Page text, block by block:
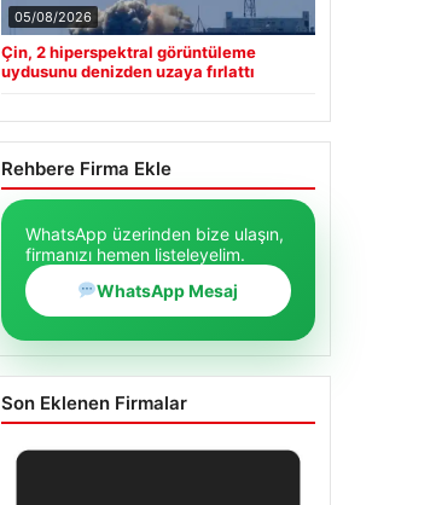
05/08/2026
Çin, 2 hiperspektral görüntüleme
uydusunu denizden uzaya fırlattı
Rehbere Firma Ekle
WhatsApp üzerinden bize ulaşın,
firmanızı hemen listeleyelim.
WhatsApp Mesaj
Son Eklenen Firmalar